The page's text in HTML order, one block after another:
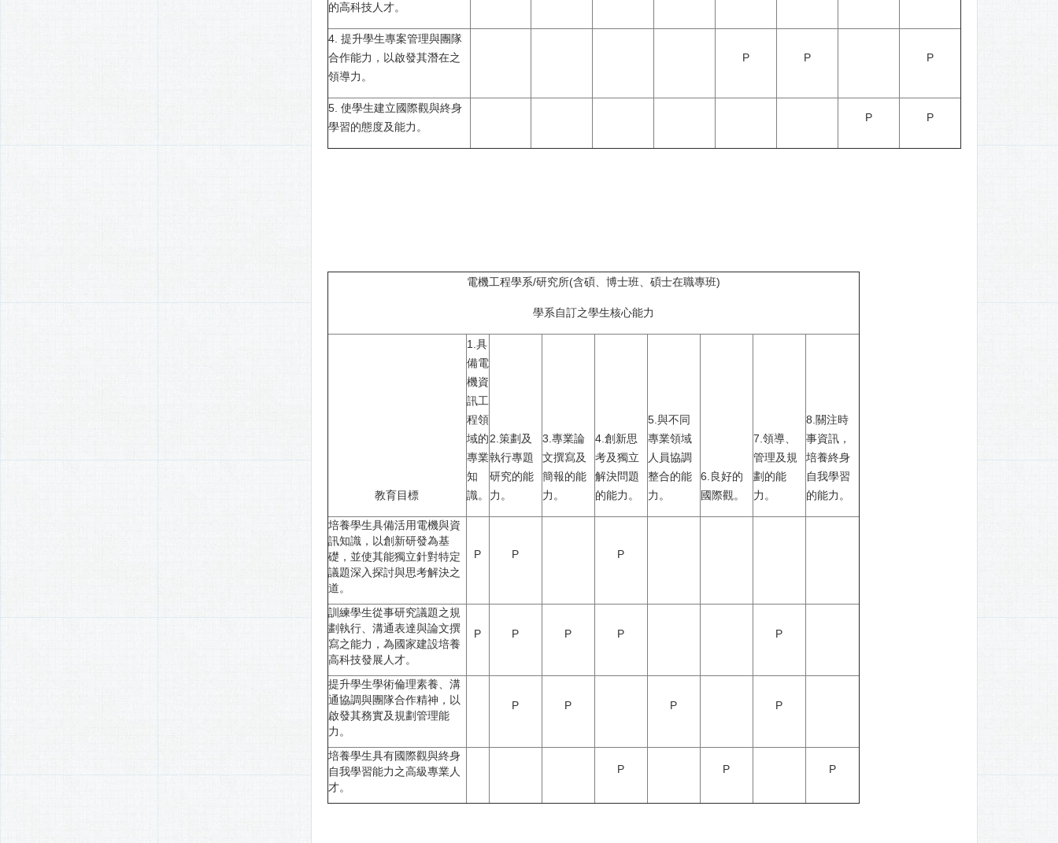
的高科技人才。
4. 提升學生專案管理與團隊
合作能力，以啟發其潛在之
領導力。
P P P
5. 使學生建立國際觀與終身
學習的態度及能力。
P P
電機工程學系/研究所(含碩、博士班、碩士在職專班)
學系自訂之學生核心能力
教育目標
1.具
備電
機資
訊工
程領
域的
專業
知
識。
2.策劃及
執行專題
研究的能
力。
3.專業論
文撰寫及
簡報的能
力。
4.創新思
考及獨立
解決問題
的能力。
5.與不同
專業領域
人員協調
整合的能
力。
6.良好的
國際觀。
7.領導、
管理及規
劃的能
力。
8.關注時
事資訊，
培養終身
自我學習
的能力。
培養學生具備活用電機與資
訊知識，以創新研發為基
礎，並使其能獨立針對特定
議題深入探討與思考解決之
道。
P P P
訓練學生從事研究議題之規
劃執行、溝通表達與論文撰
寫之能力，為國家建設培養
高科技發展人才。
P P P P P
提升學生學術倫理素養、溝
通協調與團隊合作精神，以
啟發其務實及規劃管理能
力。
P P P P
培養學生具有國際觀與終身
自我學習能力之高級專業人
才。
P P P